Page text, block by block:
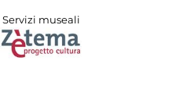
Servizi museali